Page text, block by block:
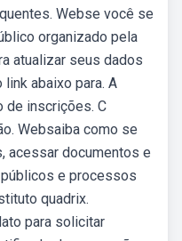
Webse você se
organizado pela
atualizar seus dados
link abaixo para. A
de inscrições. C
Websaiba como se
acessar documentos e
e processos
quadrix.
para solicitar